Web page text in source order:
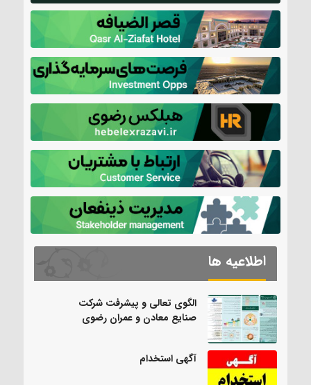
اطلاعیه ها
الگوی تعالی و پیشرفت شرکت
صنایع معادن و عمران رضوی
آگهی استخدام